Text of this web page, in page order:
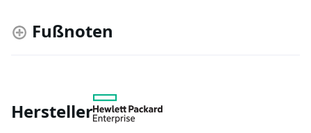
Fußnoten
Hersteller